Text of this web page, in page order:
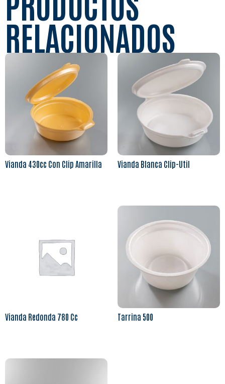
RELACIONADOS
Vianda 430cc Con Clip Amarilla Vianda Blanca Clip-Util
Vianda Redonda 780 Cc Tarrina 500